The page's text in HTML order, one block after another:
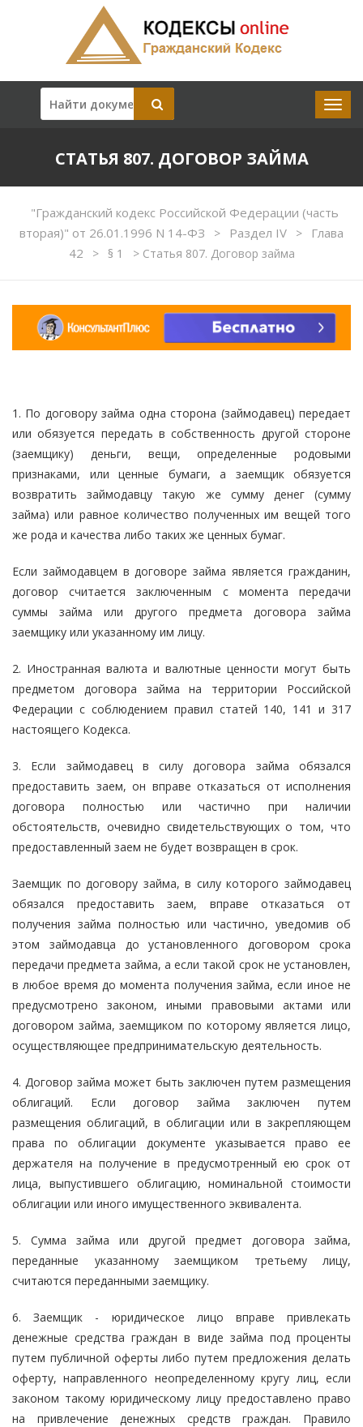
СТАТЬЯ 807. ДОГОВОР ЗАЙМА
"Гражданский кодекс Российской Федерации (часть
вторая)" от 26.01.1996 N 14-ФЗ
> Раздел IV >
Глава
42
> § 1 >Статья 807. Договор займа
1. По договору займа одна сторона (займодавец) передает
или обязуется передать в собственность другой стороне
(заемщику) деньги, вещи, определенные родовыми
признаками, или ценные бумаги, а заемщик обязуется
возвратить займодавцу такую же сумму денег (сумму
займа) или равное количество полученных им вещей того
же рода и качества либо таких же ценных бумаг.
Если займодавцем в договоре займа является гражданин,
договор считается заключенным с момента передачи
суммы займа или другого предмета договора займа
заемщику или указанному им лицу.
2. Иностранная валюта и валютные ценности могут быть
предметом договора займа на территории Российской
Федерации с соблюдением правил статей 140, 141 и 317
настоящего Кодекса.
3. Если займодавец в силу договора займа обязался
предоставить заем, он вправе отказаться от исполнения
договора полностью или частично при наличии
обстоятельств, очевидно свидетельствующих о том, что
предоставленный заем не будет возвращен в срок.
Заемщик по договору займа, в силу которого займодавец
обязался предоставить заем, вправе отказаться от
получения займа полностью или частично, уведомив об
этом займодавца до установленного договором срока
передачи предмета займа, а если такой срок не установлен,
в любое время до момента получения займа, если иное не
предусмотрено законом, иными правовыми актами или
договором займа, заемщиком по которому является лицо,
осуществляющее предпринимательскую деятельность.
4. Договор займа может быть заключен путем размещения
облигаций. Если договор займа заключен путем
размещения облигаций, в облигации или в закрепляющем
права по облигации документе указывается право ее
держателя на получение в предусмотренный ею срок от
лица, выпустившего облигацию, номинальной стоимости
облигации или иного имущественного эквивалента.
5. Сумма займа или другой предмет договора займа,
переданные указанному заемщиком третьему лицу,
считаются переданными заемщику.
6. Заемщик - юридическое лицо вправе привлекать
денежные средства граждан в виде займа под проценты
путем публичной оферты либо путем предложения делать
оферту, направленного неопределенному кругу лиц, если
законом такому юридическому лицу предоставлено право
на привлечение денежных средств граждан. Правило